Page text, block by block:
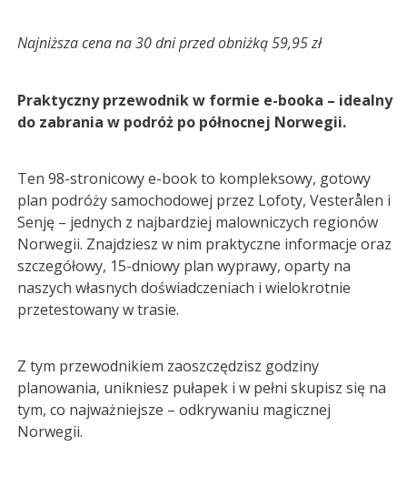
59,95 zł.49,95 zł.
Najniższa cena na 30 dni przed obniżką 59,95 zł
Praktyczny przewodnik w formie e-booka – idealny
do zabrania w podróż po północnej Norwegii.
Ten 98-stronicowy e-book to kompleksowy, gotowy
plan podróży samochodowej przez Lofoty, Vesterålen i
Senję – jednych z najbardziej malowniczych regionów
Norwegii. Znajdziesz w nim praktyczne informacje oraz
szczegółowy, 15-dniowy plan wyprawy, oparty na
naszych własnych doświadczeniach i wielokrotnie
przetestowany w trasie.
Z tym przewodnikiem zaoszczędzisz godziny
planowania, unikniesz pułapek i w pełni skupisz się na
tym, co najważniejsze – odkrywaniu magicznej
Norwegii.